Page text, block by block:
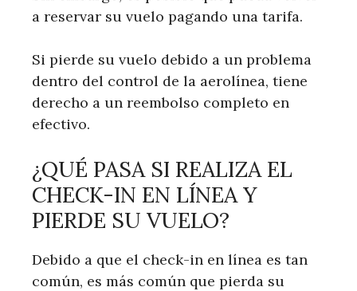
a reservar su vuelo pagando una tarifa.
Si pierde su vuelo debido a un problema
dentro del control de la aerolínea, tiene
derecho a un reembolso completo en
efectivo.
¿QUÉ PASA SI REALIZA EL
CHECK-IN EN LÍNEA Y
PIERDE SU VUELO?
Debido a que el check-in en línea es tan
común, es más común que pierda su